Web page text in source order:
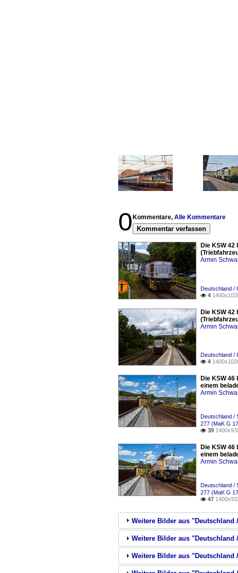
0 Kommentare, Alle Kommentare
Kommentar verfassen
Die KSW
Armin
Deutschland /
 4
Die KSW
Armin
Deutschland /
 4
Die KSW
einem
Armin
Deutschland /
277 (MaK G
 39
Die KSW
einem
Armin
Deutschland /
277 (MaK G
 47
Weitere Bilder aus "Deutschland
Weitere Bilder aus
Weitere Bilder aus "Deutschland